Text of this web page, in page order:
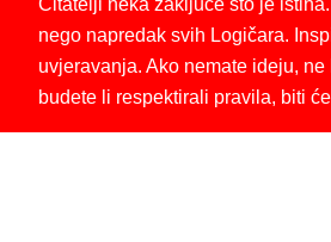
nego napredak svih Logičara.
uvjeravanja. Ako nemate ideju,
budete li respektirali pravila, biti